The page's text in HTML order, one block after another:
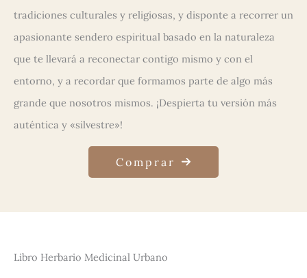
tradiciones culturales y religiosas, y disponte a recorrer un
apasionante sendero espiritual basado en la naturaleza
que te llevará a reconectar contigo mismo y con el
entorno, y a recordar que formamos parte de algo más
grande que nosotros mismos. ¡Despierta tu versión más
auténtica y «silvestre»!
Comprar
Libro Herbario Medicinal Urbano